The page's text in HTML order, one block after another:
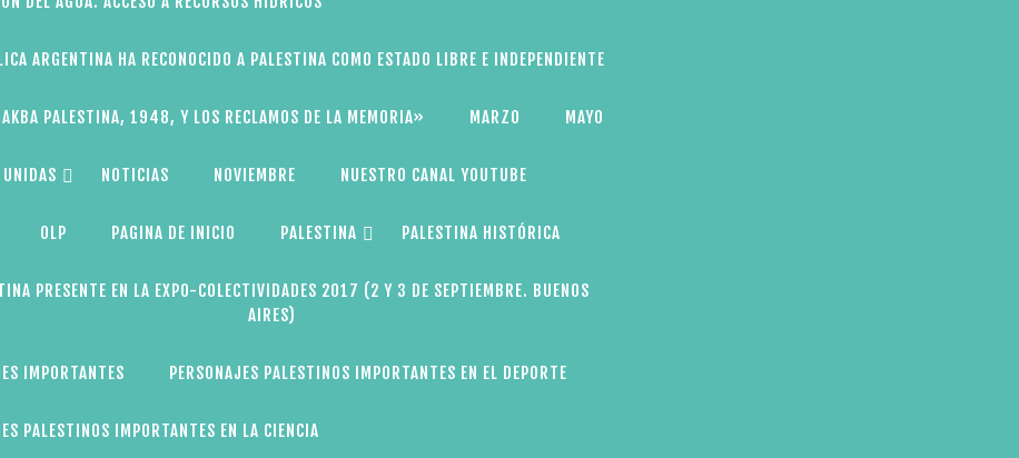
ARGENTINA HA RECONOCIDO A PALESTINA COMO ESTADO LIBRE E INDEPENDIENTE
PALESTINA, 1948, Y LOS RECLAMOS DE LA MEMORIA» MARZO MAYO
UNIDAS NOTICIAS NOVIEMBRE NUESTRO CANAL YOUTUBE
OLP PAGINA DE INICIO PALESTINA PALESTINA HISTÓRICA
PRESENTE EN LA EXPO-COLECTIVIDADES 2017 (2 Y 3 DE SEPTIEMBRE. BUENOS
AIRES)
IMPORTANTES PERSONAJES PALESTINOS IMPORTANTES EN EL DEPORTE
PALESTINOS IMPORTANTES EN LA CIENCIA